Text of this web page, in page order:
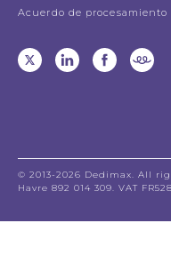
Acuerdo de procesamiento
© 2013-2026 Dedimax. All
Havre 892 014 309. VAT